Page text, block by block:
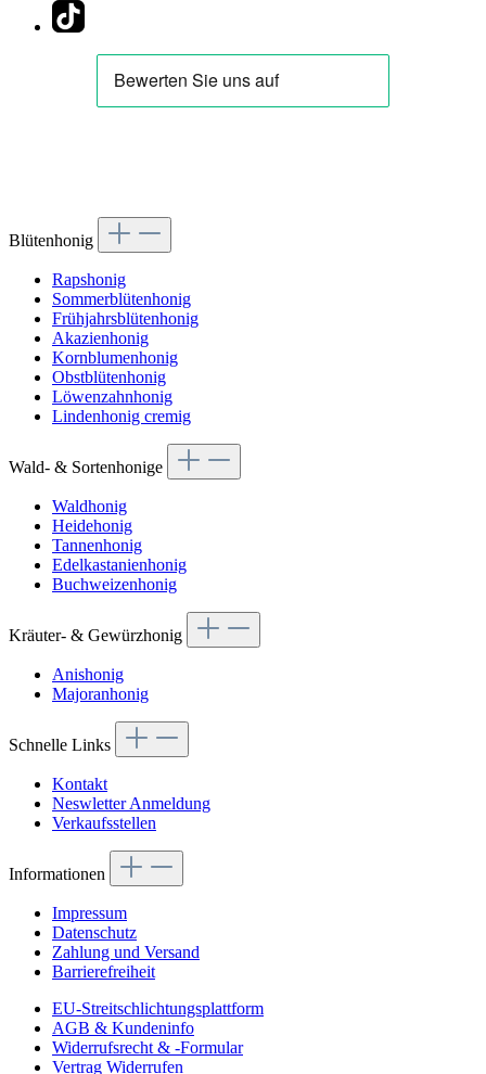
Blütenhonig
Rapshonig
Sommerblütenhonig
Frühjahrsblütenhonig
Akazienhonig
Kornblumenhonig
Obstblütenhonig
Löwenzahnhonig
Lindenhonig cremig
Wald- & Sortenhonige
Waldhonig
Heidehonig
Tannenhonig
Edelkastanienhonig
Buchweizenhonig
Kräuter- & Gewürzhonig
Anishonig
Majoranhonig
Schnelle Links
Kontakt
Neswletter Anmeldung
Verkaufsstellen
Informationen
Impressum
Datenschutz
Zahlung und Versand
Barrierefreiheit
EU-Streitschlichtungsplattform
AGB & Kundeninfo
Widerrufsrecht & -Formular
Vertrag Widerrufen